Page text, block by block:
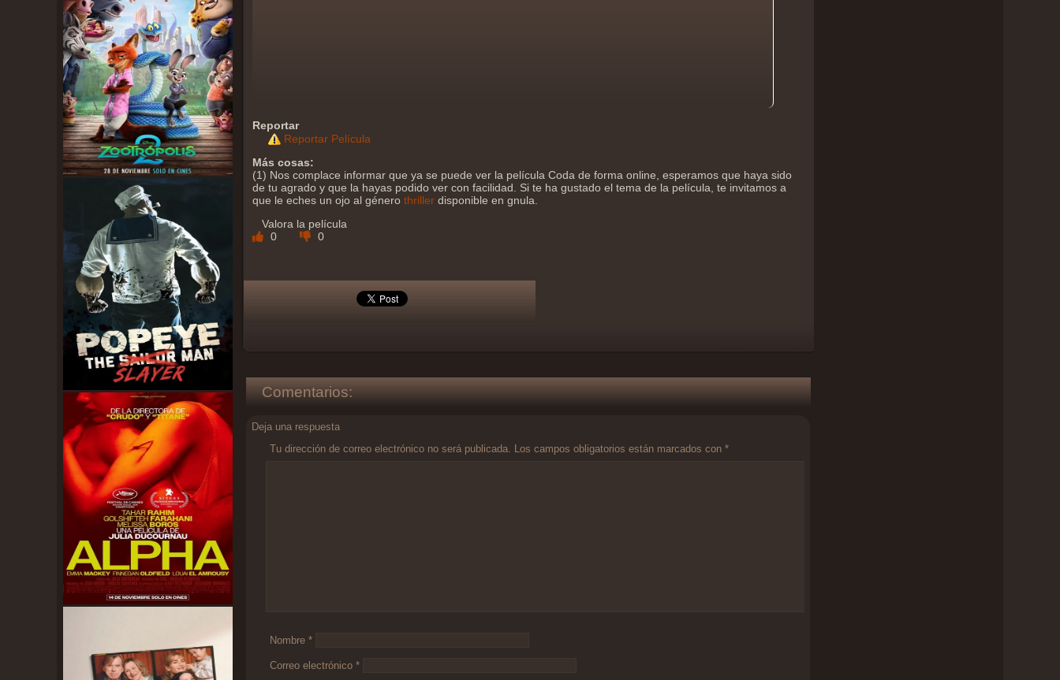
Reportar
Reportar Película
Más cosas:
(1) Nos complace informar que ya se puede ver la película Coda de forma online, esperamos que haya sido
de tu agrado y que la hayas podido ver con facilidad. Si te ha gustado el tema de la película, te invitamos a
que le eches un ojo al género thriller disponible en gnula.
Valora la película
0
0
Comentarios:
Deja una respuesta
Tu dirección de correo electrónico no será publicada. Los campos obligatorios están marcados con *
Nombre *
Correo electrónico *